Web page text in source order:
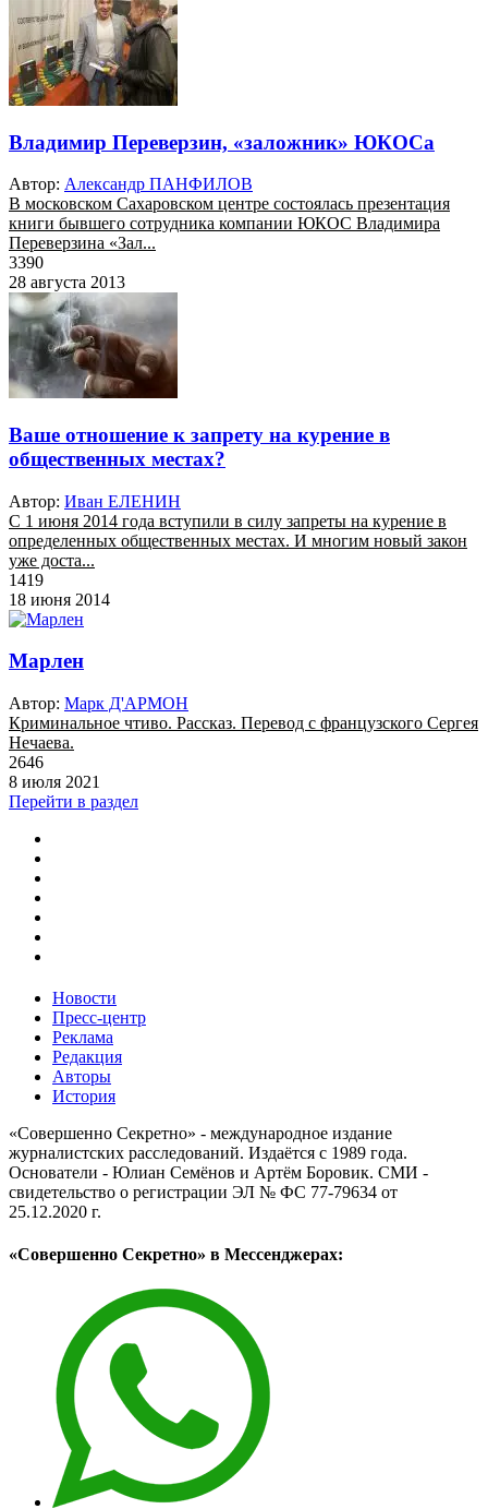
Владимир Переверзин, «заложник» ЮКОСа
Автор: Александр ПАНФИЛОВ
В московском Сахаровском центре состоялась презентация
книги бывшего сотрудника компании ЮКОС Владимира
Переверзина «Зал...
3390
28 августа 2013
Ваше отношение к запрету на курение в
общественных местах?
Автор: Иван ЕЛЕНИН
С 1 июня 2014 года вступили в силу запреты на курение в
определенных общественных местах. И многим новый закон
уже доста...
1419
18 июня 2014
Марлен
Автор: Марк Д'АРМОН
Криминальное чтиво. Рассказ. Перевод с французского Сергея
Нечаева.
2646
8 июля 2021
Перейти в раздел
Новости
Пресс-центр
Реклама
Редакция
Авторы
История
«Совершенно Секретно» - международное издание
журналистских расследований. Издаётся с 1989 года.
Основатели - Юлиан Семёнов и Артём Боровик. CМИ -
свидетельство о регистрации ЭЛ № ФС 77-79634 от
25.12.2020 г.
«Совершенно Секретно» в Мессенджерах: